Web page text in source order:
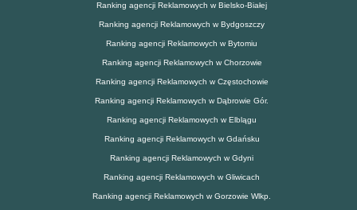
Ranking agencji Reklamowych w Bielsko-Białej
Ranking agencji Reklamowych w Bydgoszczy
Ranking agencji Reklamowych w Bytomiu
Ranking agencji Reklamowych w Chorzowie
Ranking agencji Reklamowych w Częstochowie
Ranking agencji Reklamowych w Dąbrowie Gór.
Ranking agencji Reklamowych w Elblągu
Ranking agencji Reklamowych w Gdańsku
Ranking agencji Reklamowych w Gdyni
Ranking agencji Reklamowych w Gliwicach
Ranking agencji Reklamowych w Gorzowie Wlkp.